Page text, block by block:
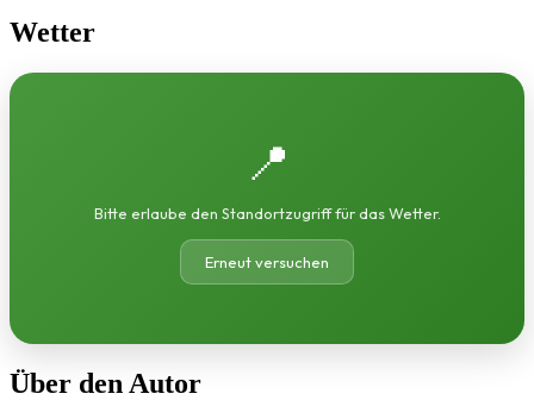
Wetter
📍
Bitte erlaube den Standortzugriff für das Wetter.
Erneut versuchen
Über den Autor